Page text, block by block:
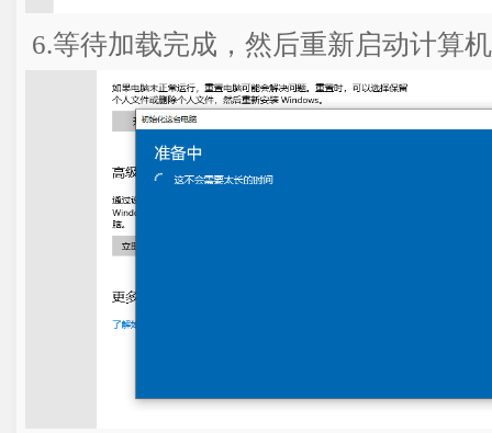
6.等待加载完成，然后重新启动计算